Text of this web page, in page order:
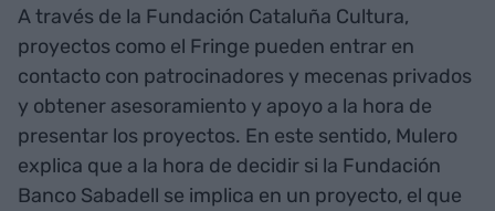
A través de la Fundación Cataluña Cultura,
proyectos como el Fringe pueden entrar en
contacto con patrocinadores y mecenas privados
y obtener asesoramiento y apoyo a la hora de
presentar los proyectos. En este sentido, Mulero
explica que a la hora de decidir si la Fundación
Banco Sabadell se implica en un proyecto, el que